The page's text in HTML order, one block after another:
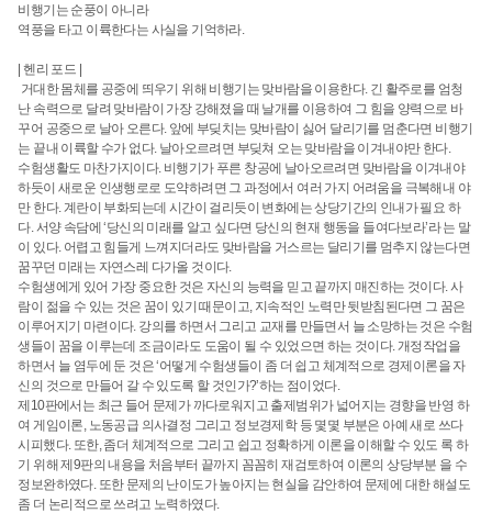
비행기는 순풍이 아니라
역풍을 타고 이륙한다는 사실을 기억하라.
| 헨리 포드 |
거대한 몸체를 공중에 띄우기 위해 비행기는 맞바람을 이용한다. 긴 활주로를 엄청
난 속력으로 달려 맞바람이 가장 강해졌을 때 날개를 이용하여 그 힘을 양력으로 바
꾸어 공중으로 날아 오른다. 앞에 부딪치는 맞바람이 싫어 달리기를 멈춘다면 비행기
는 끝내 이륙할 수가 없다. 날아오르려면 부딪쳐 오는 맞바람을 이겨내야만 한다.
수험생활도 마찬가지이다. 비행기가 푸른 창공에 날아오르려면 맞바람을 이겨내야
하듯이 새로운 인생행로로 도약하려면 그 과정에서 여러 가지 어려움을 극복해내 야
만 한다. 계란이 부화되는데 시간이 걸리듯이 변화에는 상당기간의 인내가 필요 하
다. 서양 속담에 ‘당신의 미래를 알고 싶다면 당신의 현재 행동을 들여다보라’라 는 말
이 있다. 어렵고 힘들게 느껴지더라도 맞바람을 거스르는 달리기를 멈추지 않는다면
꿈꾸던 미래는 자연스레 다가올 것이다.
수험생에게 있어 가장 중요한 것은 자신의 능력을 믿고 끝까지 매진하는 것이다. 사
람이 젊을 수 있는 것은 꿈이 있기 때문이고, 지속적인 노력만 뒷받침된다면 그 꿈은
이루어지기 마련이다. 강의를 하면서 그리고 교재를 만들면서 늘 소망하는 것은 수험
생들이 꿈을 이루는데 조금이라도 도움이 될 수 있었으면 하는 것이다. 개정작업을
하면서 늘 염두에 둔 것은 ‘어떻게 수험생들이 좀 더 쉽고 체계적으로 경제이론을 자
신의 것으로 만들어 갈 수 있도록 할 것인가?’하는 점이었다.
제10판에서는 최근 들어 문제가 까다로워지고 출제범위가 넓어지는 경향을 반영 하
여 게임이론, 노동공급 의사결정 그리고 정보경제학 등 몇몇 부분은 아예 새로 쓰다
시피했다. 또한, 좀더 체계적으로 그리고 쉽고 정확하게 이론을 이해할 수 있도 록 하
기 위해 제9판의 내용을 처음부터 끝까지 꼼꼼히 재검토하여 이론의 상당부분 을 수
정보완하였다. 또한 문제의 난이도가 높아지는 현실을 감안하여 문제에 대한 해설도
좀 더 논리적으로 쓰려고 노력하였다.